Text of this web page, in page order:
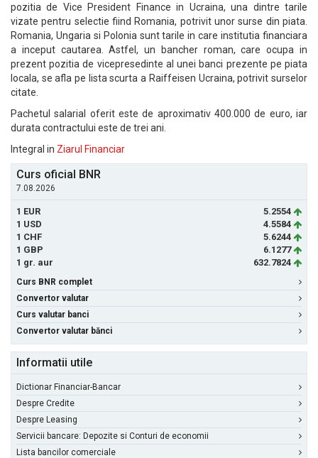
pozitia de Vice President Finance in Ucraina, una dintre tarile
vizate pentru selectie fiind Romania, potrivit unor surse din piata.
Romania, Ungaria si Polonia sunt tarile in care institutia financiara
a inceput cautarea. Astfel, un bancher roman, care ocupa in
prezent pozitia de vicepresedinte al unei banci prezente pe piata
locala, se afla pe lista scurta a Raiffeisen Ucraina, potrivit surselor
citate.
Pachetul salarial oferit este de aproximativ 400.000 de euro, iar
durata contractului este de trei ani.
Integral in Ziarul Financiar
Curs oficial BNR
7.08.2026
1 EUR
5.2554
1 USD
4.5584
1 CHF
5.6244
1 GBP
6.1277
1 gr. aur
632.7824
Curs BNR complet
Convertor valutar
Curs valutar banci
Convertor valutar bănci
Informatii utile
Dictionar Financiar-Bancar
Despre Credite
Despre Leasing
Servicii bancare: Depozite si Conturi de economii
Lista bancilor comerciale